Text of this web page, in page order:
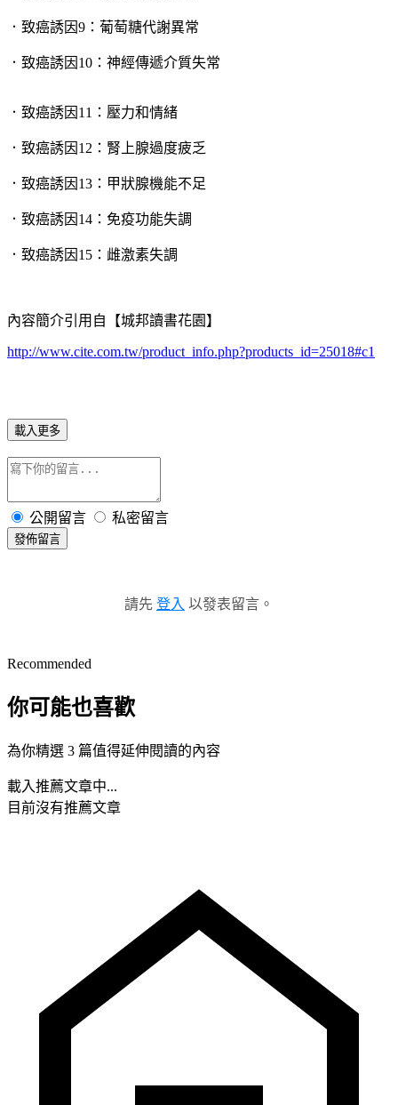
．致癌誘因9：葡萄糖代謝異常
．致癌誘因10：神經傳遞介質失常
．致癌誘因11：壓力和情緒
．致癌誘因12：腎上腺過度疲乏
．致癌誘因13：甲狀腺機能不足
．致癌誘因14：免疫功能失調
．致癌誘因15：雌激素失調
內容簡介引用自【城邦讀書花園】
http://www.cite.com.tw/product_info.php?products_id=25018#c1
載入更多
公開留言 私密留言
發佈留言
請先 登入 以發表留言。
Recommended
你可能也喜歡
為你精選 3 篇值得延伸閱讀的內容
載入推薦文章中...
目前沒有推薦文章